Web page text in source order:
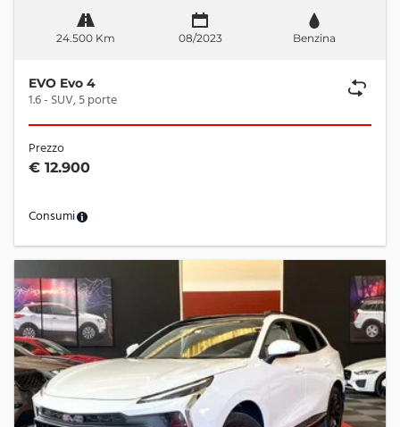
24.500 Km 08/2023 Benzina
EVO Evo 4
1.6 - SUV, 5 porte
Prezzo
€ 12.900
Consumi